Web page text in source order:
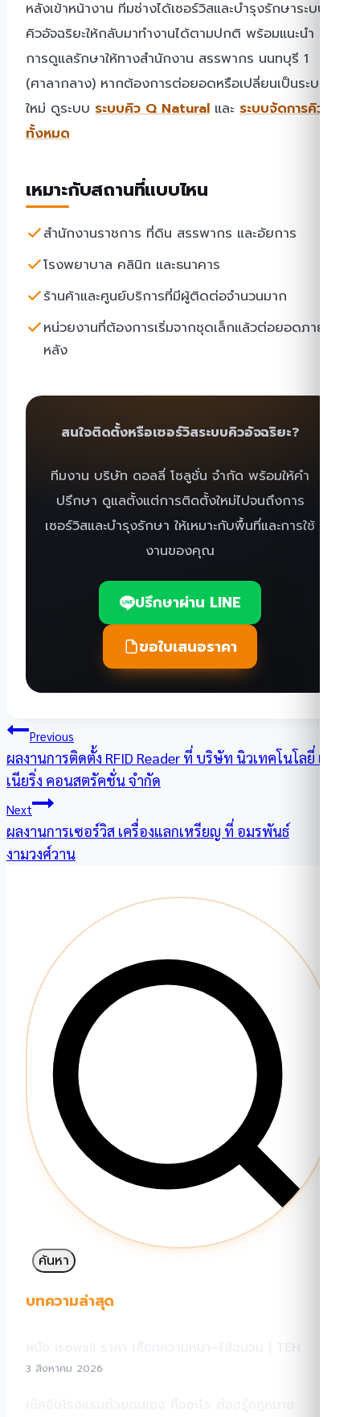
หลังเข้าหน้างาน ทีมช่างได้เซอร์วิสและบำรุงรักษาระบบ
คิวอัจฉริยะให้กลับมาทำงานได้ตามปกติ พร้อมแนะนำ
การดูแลรักษาให้ทางสำนักงาน สรรพากร นนทบุรี 1
(ศาลากลาง) หากต้องการต่อยอดหรือเปลี่ยนเป็นระบบ
ใหม่ ดูระบบ ระบบคิว Q Natural และ ระบบจัดการคิว
ทั้งหมด
เหมาะกับสถานที่แบบไหน
สำนักงานราชการ ที่ดิน สรรพากร และอัยการ
โรงพยาบาล คลินิก และธนาคาร
ร้านค้าและศูนย์บริการที่มีผู้ติดต่อจำนวนมาก
หน่วยงานที่ต้องการเริ่มจากชุดเล็กแล้วต่อยอดภาย
หลัง
สนใจติดตั้งหรือเซอร์วิสระบบคิวอัจฉริยะ?
ทีมงาน บริษัท ดอลลี่ โซลูชั่น จำกัด พร้อมให้คำ
ปรึกษา ดูแลตั้งแต่การติดตั้งใหม่ไปจนถึงการ
เซอร์วิสและบำรุงรักษา ให้เหมาะกับพื้นที่และการใช้
งานของคุณ
ปรึกษาผ่าน LINE
ขอใบเสนอราคา
แนะแนว
เรื่อง
Previous
ผลงานการติดตั้ง RFID Reader ที่ บริษัท นิวเทคโนโลยี่ เอ็นจิ
เนียริ่ง คอนสตรัคชั่น จำกัด
Next
ผลงานการเซอร์วิส เครื่องแลกเหรียญ ที่ อมรพันธ์
งามวงศ์วาน
ค้นหา
บทความล่าสุด
3 สิงหาคม 2026